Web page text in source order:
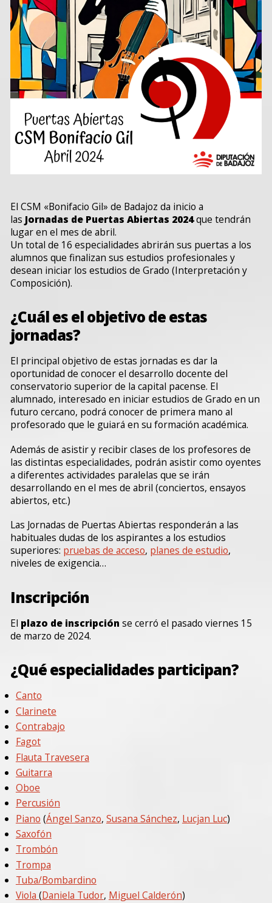
El CSM «Bonifacio Gil» de Badajoz da inicio a
las Jornadas de Puertas Abiertas 2024que tendrán
lugar en el mes de abril.
Un total de 16 especialidades abrirán sus puertas a los
alumnos que finalizan sus estudios profesionales y
desean iniciar los estudios de Grado (Interpretación y
Composición).
¿Cuál es el objetivo de estas
jornadas?
El principal objetivo de estas jornadas es dar la
oportunidad de conocer el desarrollo docente del
conservatorio superior de la capital pacense. El
alumnado, interesado en iniciar estudios de Grado en un
futuro cercano, podrá conocer de primera mano al
profesorado que le guiará en su formación académica.
Además de asistir y recibir clases de los profesores de
las distintas especialidades, podrán asistir como oyentes
a diferentes actividades paralelas que se irán
desarrollando en el mes de abril (conciertos, ensayos
abiertos, etc.)
Las Jornadas de Puertas Abiertas responderán a las
habituales dudas de los aspirantes a los estudios
superiores: pruebas de acceso, planes de estudio,
niveles de exigencia…
Inscripción
El plazo de inscripciónse cerró el pasado viernes 15
de marzo de 2024.
¿Qué especialidades participan?
Canto
Clarinete
Contrabajo
Fagot
Flauta Travesera
Guitarra
Oboe
Percusión
Piano (Ángel Sanzo, Susana Sánchez, Lucjan Luc)
Saxofón
Trombón
Trompa
Tuba/Bombardino
Viola (Daniela Tudor, Miguel Calderón)